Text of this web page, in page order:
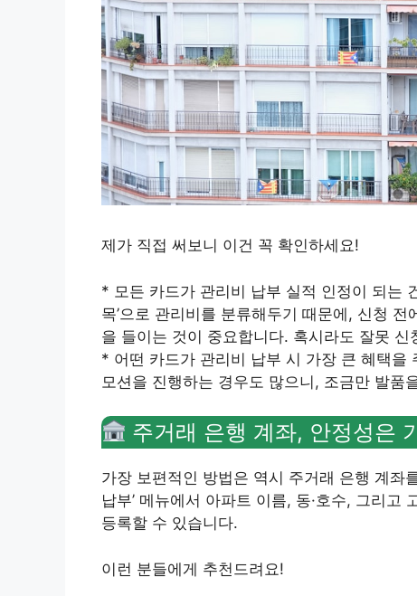
제가 직접 써보니 이건 꼭 확인하세요!
* 모든 카드가 관리비 납부 실적 인정이 되는
목’으로 관리비를 분류해두기 때문에, 신청
을 들이는 것이 중요합니다. 혹시라도 잘못
* 어떤 카드가 관리비 납부 시 가장 큰 혜택을
모션을 진행하는 경우도 많으니, 조금만 발품
주거래 은행 계좌, 안정성은
가장 보편적인 방법은 역시 주거래 은행 계좌
납부’ 메뉴에서 아파트 이름, 동·호수, 그리고
등록할 수 있습니다.
이런 분들에게 추천드려요!